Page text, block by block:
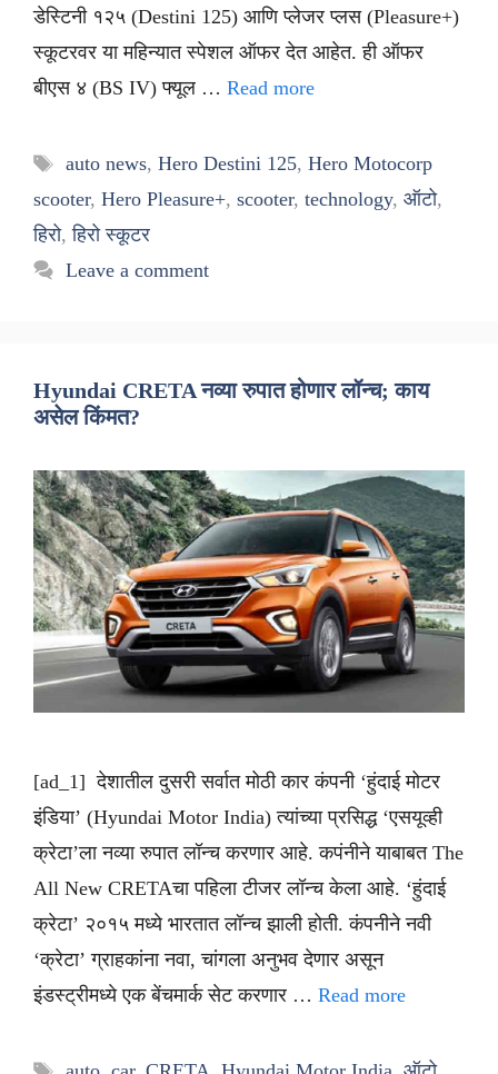
डेस्टिनी १२५ (Destini 125) आणि प्लेजर प्लस (Pleasure+)
स्कूटरवर या महिन्यात स्पेशल ऑफर देत आहेत. ही ऑफर
बीएस ४ (BS IV) फ्यूल … Read more
Tags
auto news, Hero Destini 125, Hero Motocorp
scooter, Hero Pleasure+, scooter, technology, ऑटो,
हिरो,हिरो स्कूटर
Leave a comment
Hyundai CRETA नव्या रुपात होणार लॉन्च; काय
असेल किंमत?
[ad_1] देशातील दुसरी सर्वात मोठी कार कंपनी ‘हुंदाई मोटर
इंडिया’ (Hyundai Motor India) त्यांच्या प्रसिद्ध ‘एसयूव्ही
क्रेटा’ला नव्या रुपात लॉन्च करणार आहे. कपंनीने याबाबत The
All New CRETAचा पहिला टीजर लॉन्च केला आहे. ‘हुंदाई
क्रेटा’ २०१५ मध्ये भारतात लॉन्च झाली होती. कंपनीने नवी
‘क्रेटा’ ग्राहकांना नवा, चांगला अनुभव देणार असून
इंडस्ट्रीमध्ये एक बेंचमार्क सेट करणार … Read more
Tags